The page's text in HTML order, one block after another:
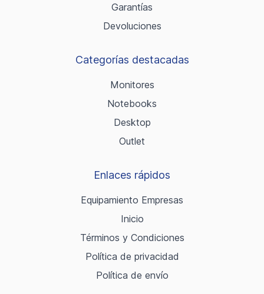
Garantías
Devoluciones
Categorías destacadas
Monitores
Notebooks
Desktop
Outlet
Enlaces rápidos
Equipamiento Empresas
Inicio
Términos y Condiciones
Política de privacidad
Política de envío